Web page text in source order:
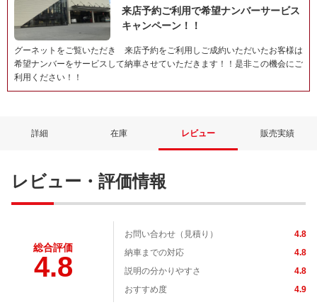
来店予約ご利用で希望ナンバーサービス
キャンペーン！！
グーネットをご覧いただき 来店予約をご利用しご成約いただいたお客様は
希望ナンバーをサービスして納車させていただきます！！是非この機会にご
利用ください！！
詳細 在庫 レビュー 販売実績
レビュー・評価情報
総合評価
4.8
お問い合わせ（見積り）
4.8
納車までの対応
4.8
説明の分かりやすさ
4.8
おすすめ度
4.9